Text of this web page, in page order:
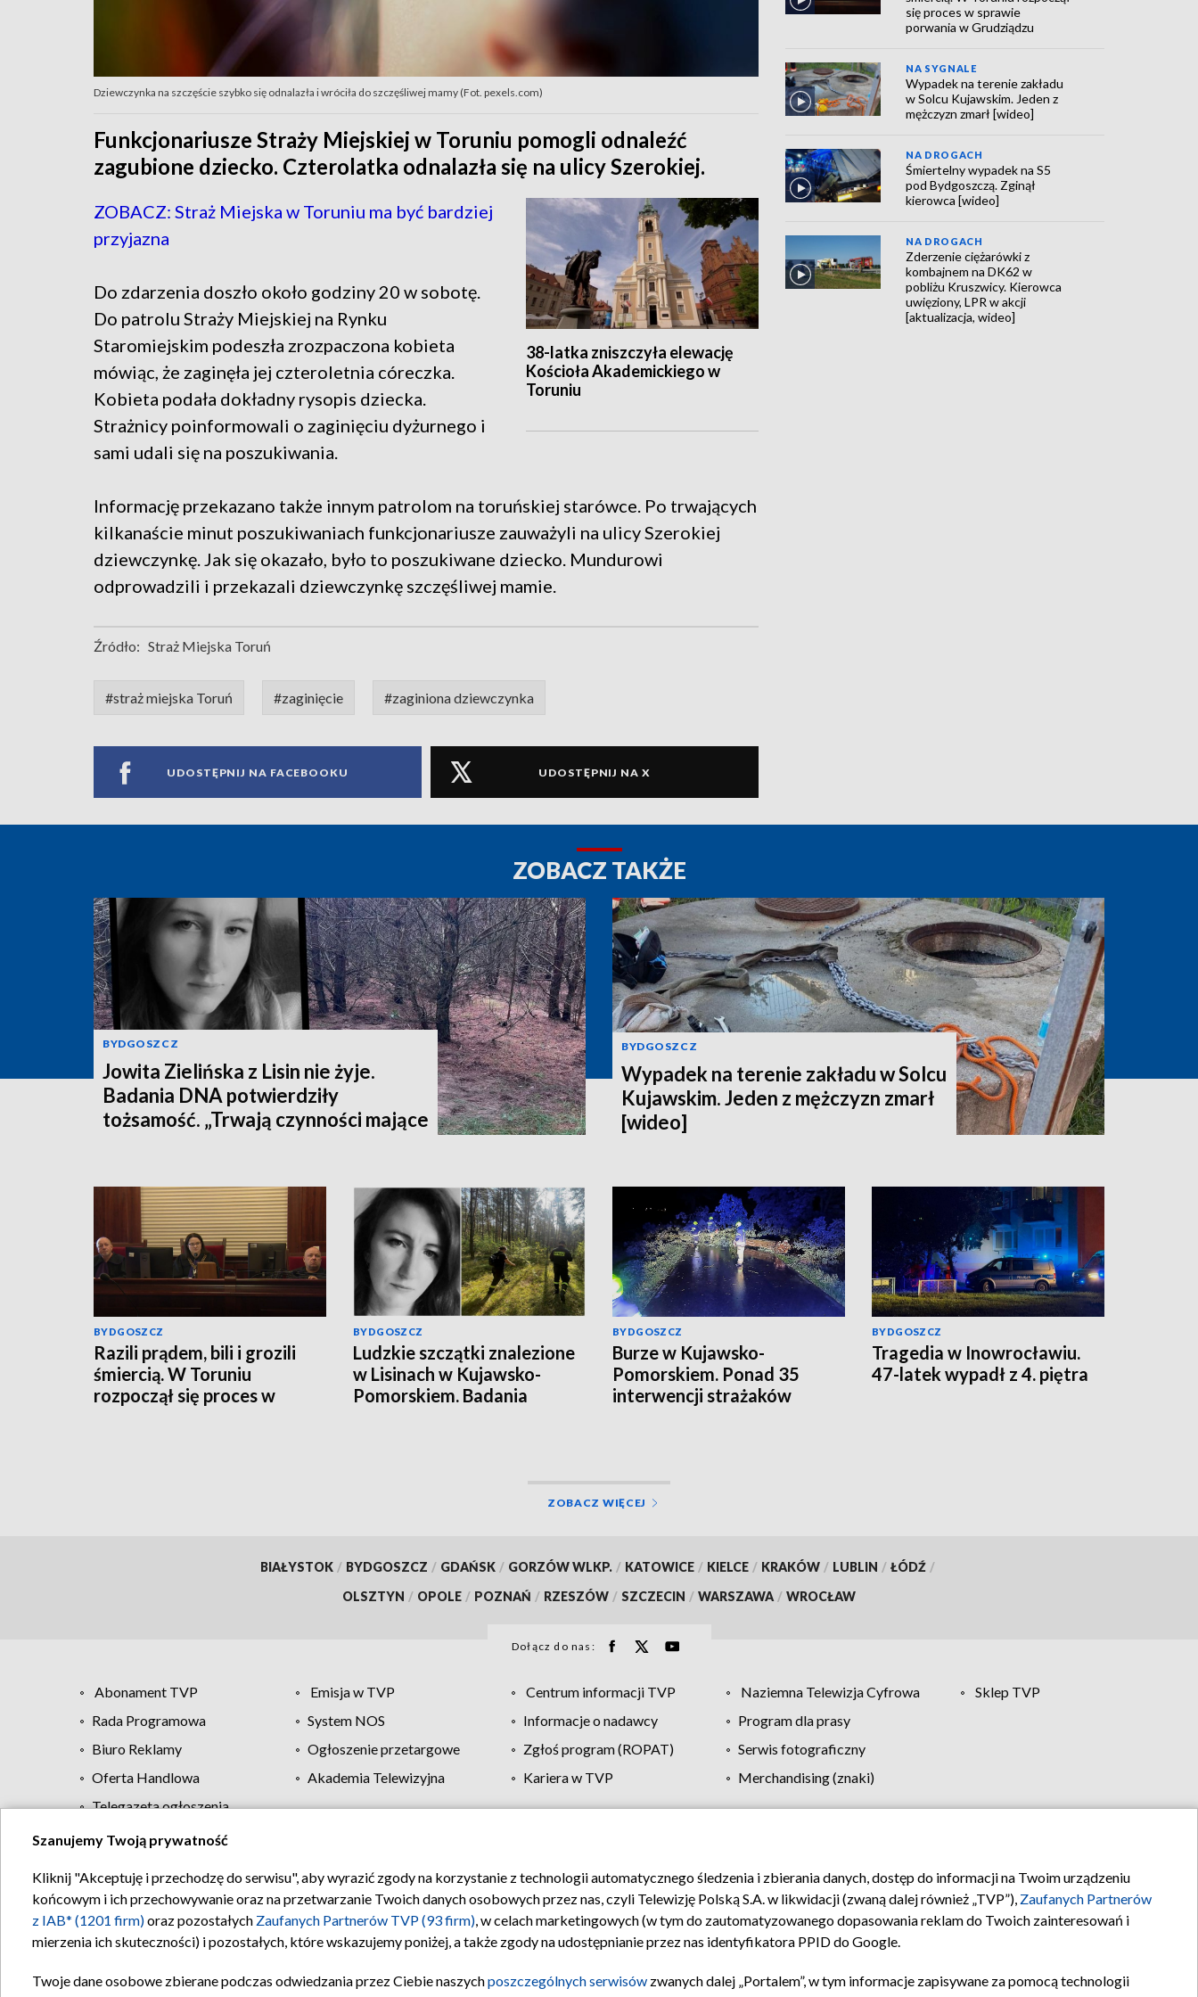
Dziewczynka na szczęście szybko się odnalazła i wróciła do szczęśliwej mamy (Fot. pexels.com)
Funkcjonariusze Straży Miejskiej w Toruniu pomogli odnaleźć
zagubione dziecko. Czterolatka odnalazła się na ulicy Szerokiej.
38-latka zniszczyła elewację
Kościoła Akademickiego w
Toruniu
ZOBACZ: Straż Miejska w Toruniu ma być bardziej
przyjazna
Do zdarzenia doszło około godziny 20 w sobotę.
Do patrolu Straży Miejskiej na Rynku
Staromiejskim podeszła zrozpaczona kobieta
mówiąc, że zaginęła jej czteroletnia córeczka.
Kobieta podała dokładny rysopis dziecka.
Strażnicy poinformowali o zaginięciu dyżurnego i
sami udali się na poszukiwania.
Informację przekazano także innym patrolom na toruńskiej starówce. Po trwających
kilkanaście minut poszukiwaniach funkcjonariusze zauważyli na ulicy Szerokiej
dziewczynkę. Jak się okazało, było to poszukiwane dziecko. Mundurowi
odprowadzili i przekazali dziewczynkę szczęśliwej mamie.
Źródło: Straż Miejska Toruń
#straż miejska Toruń #zaginięcie #zaginiona dziewczynka
UDOSTĘPNIJ NA FACEBOOKU UDOSTĘPNIJ NA X
się proces w sprawie
porwania w Grudziądzu
NA SYGNALE
Wypadek na terenie zakładu
w Solcu Kujawskim. Jeden z
mężczyzn zmarł [wideo]
NA DROGACH
Śmiertelny wypadek na S5
pod Bydgoszczą. Zginął
kierowca [wideo]
NA DROGACH
Zderzenie ciężarówki z
kombajnem na DK62 w
pobliżu Kruszwicy. Kierowca
uwięziony, LPR w akcji
[aktualizacja, wideo]
ZOBACZ TAKŻE
BYDGOSZCZ
Jowita Zielińska z Lisin nie żyje.
Badania DNA potwierdziły
tożsamość. „Trwają czynności mające
[wideo]
BYDGOSZCZ
Wypadek na terenie zakładu w Solcu
Kujawskim. Jeden z mężczyzn zmarł
[wideo]
BYDGOSZCZ
Razili prądem, bili i grozili
śmiercią. W Toruniu
rozpoczął się proces w
BYDGOSZCZ
Ludzkie szczątki znalezione
w Lisinach w Kujawsko-
Pomorskiem. Badania
Zielińskiej? [zdjęcia, wideo,
BYDGOSZCZ
Burze w Kujawsko-
Pomorskiem. Ponad 35
interwencji strażaków
BYDGOSZCZ
Tragedia w Inowrocławiu.
47-latek wypadł z 4. piętra
ZOBACZ WIĘCEJ
BIAŁYSTOK / BYDGOSZCZ / GDAŃSK / GORZÓW WLKP. / KATOWICE / KIELCE / KRAKÓW / LUBLIN / ŁÓDŹ /
OLSZTYN / OPOLE / POZNAŃ / RZESZÓW / SZCZECIN / WARSZAWA / WROCŁAW
Dołącz do nas:
Abonament TVP Emisja w TVP Centrum informacji TVP Naziemna Telewizja Cyfrowa
Sklep TVP
Rada Programowa
System NOS Informacje o nadawcy
Program dla prasy
Biuro Reklamy
Ogłoszenie przetargowe Zgłoś program (ROPAT)
Serwis fotograficzny
Oferta Handlowa
Akademia Telewizyjna Kariera w TVP
Merchandising (znaki)
Telegazeta ogłoszenia
Regulamin TVP Polityka prywatności Moje zgody Pomoc Biuro reklamy Kontakt
Szanujemy Twoją prywatność
Kliknij "Akceptuję i przechodzę do serwisu", aby wyrazić zgody na korzystanie z technologii automatycznego śledzenia i zbierania danych, dostęp do informacji na Twoim urządzeniu
końcowym i ich przechowywanie oraz na przetwarzanie Twoich danych osobowych przez nas, czyli Telewizję Polską S.A. w likwidacji (zwaną dalej również „TVP”), Zaufanych Partnerów
z IAB* (1201 firm)oraz pozostałych Zaufanych Partnerów TVP (93 firm), w celach marketingowych (w tym do zautomatyzowanego dopasowania reklam do Twoich zainteresowań i
mierzenia ich skuteczności) i pozostałych, które wskazujemy poniżej, a także zgody na udostępnianie przez nas identyfikatora PPID do Google.
Twoje dane osobowe zbierane podczas odwiedzania przez Ciebie naszychposzczególnych serwisów zwanych dalej „Portalem”, w tym informacje zapisywane za pomocą technologii